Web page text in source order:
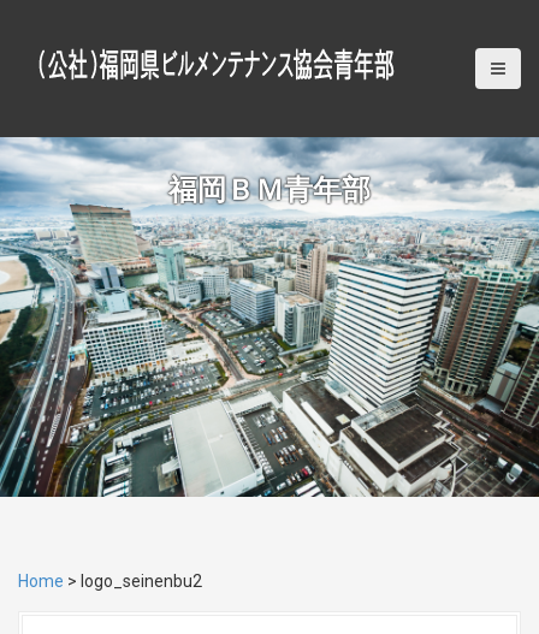
o
c
o
n
t
e
n
t
福岡ＢＭ青年部
Home > logo_seinenbu2